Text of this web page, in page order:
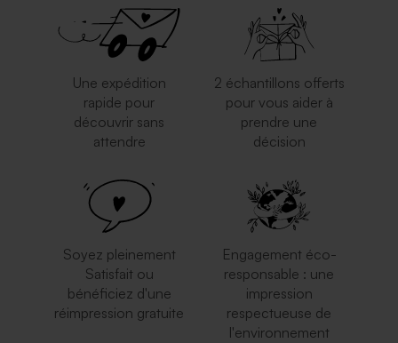
Une expédition
rapide pour
découvrir sans
attendre
2 échantillons offerts
pour vous aider à
prendre une
décision
Soyez pleinement
Satisfait ou
bénéficiez d'une
réimpression gratuite
Engagement éco-
responsable : une
impression
respectueuse de
l'environnement